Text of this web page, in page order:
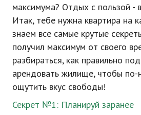
максимума? Отдых с пользой -
Итак, тебе нужна квартира на
знаем все самые крутые
получил максимум от своего
разбираться, как правильно
арендовать жилище, чтобы
ощутить вкус свободы!
Секрет №1: Планируй заранее